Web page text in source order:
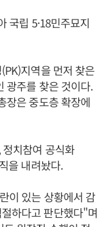
국립 5·18민주묘지
지역을 먼저 찾은
광주를 찾은 것이다.
장은 중도층 확장에
치참여 공식화
을 내려놨다.
이 있는 상황에서 감
하다고 판단했다"며